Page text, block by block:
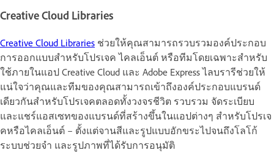
Creative Cloud Libraries
Creative Cloud Libraries ช่วยให้คุณสามารถรวบรวมองค์ประกอบ
การออกแบบสำหรับโปรเจค ไคลเอ็นต์ หรือทีมโดยเฉพาะสำหรับ
ใช้ภายในแอป Creative Cloud และ Adobe Express ไลบรารีช่วยให้
แน่ใจว่าคุณและทีมของคุณสามารถเข้าถึงองค์ประกอบแบรนด์
เดียวกันสำหรับโปรเจคตลอดทั้งวงจรชีวิต รวบรวม จัดระเบียบ
และแชร์แอสเซทของแบรนด์ที่สร้างขึ้นในแอปต่างๆ สำหรับโปรเจ
คหรือไคลเอ็นต์ – ตั้งแต่จานสีและรูปแบบอักขระไปจนถึงโลโก้
ระบบช่วยจำ และรูปภาพที่ได้รับการอนุมัติ